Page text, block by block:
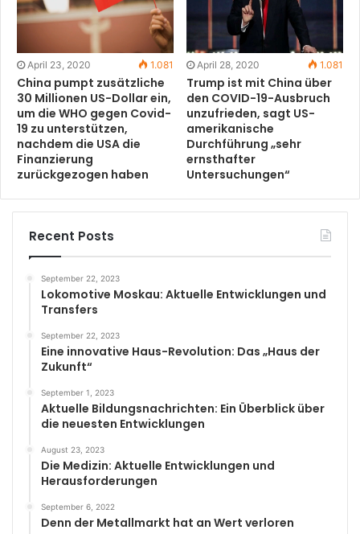
April 23, 2020 1.081
China pumpt zusätzliche
30 Millionen US-Dollar ein,
um die WHO gegen Covid-
19 zu unterstützen,
nachdem die USA die
Finanzierung
zurückgezogen haben
April 28, 2020 1.081
Trump ist mit China über
den COVID-19-Ausbruch
unzufrieden, sagt US-
amerikanische
Durchführung „sehr
ernsthafter
Untersuchungen“
Recent Posts
September 22, 2023
Lokomotive Moskau: Aktuelle Entwicklungen und
Transfers
September 22, 2023
Eine innovative Haus-Revolution: Das „Haus der
Zukunft“
September 1, 2023
Aktuelle Bildungsnachrichten: Ein Überblick über
die neuesten Entwicklungen
August 23, 2023
Die Medizin: Aktuelle Entwicklungen und
Herausforderungen
September 6, 2022
Denn der Metallmarkt hat an Wert verloren